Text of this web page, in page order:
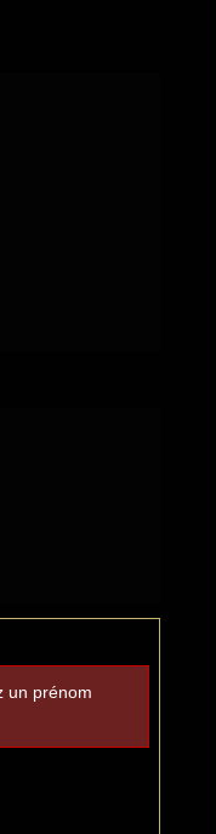
un prénom